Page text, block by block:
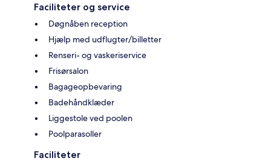
Faciliteter og service
Døgnåben reception
Hjælp med udflugter/billetter
Renseri- og vaskeriservice
Frisørsalon
Bagageopbevaring
Badehåndklæder
Liggestole ved poolen
Poolparasoller
Faciliteter